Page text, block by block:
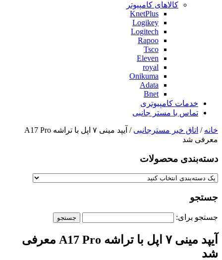
کالاهای کامپیوتر
KnetPlus
Logikey
Logitech
Rapoo
Tsco
Eleven
royal
Onikuma
Adata
Bnet
خدمات کامپیوتری
تماس با مستر جانبی
خانه / اتاق خبر مسترجانبی
/ آیپد مینی ۷ اپل با تراشه A17 Pro
معرفی شد
دسته‌بندی‌ محصولات
جستجو
جستجو برای:
آیپد مینی ۷ اپل با تراشه A17 Pro معرفی
شد